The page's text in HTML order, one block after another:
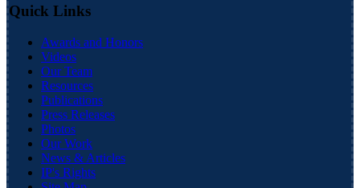
Quick Links
Awards and Honors
Videos
Our Team
Resources
Publications
Press Releases
Photos
Our Work
News & Articles
IP's Rights